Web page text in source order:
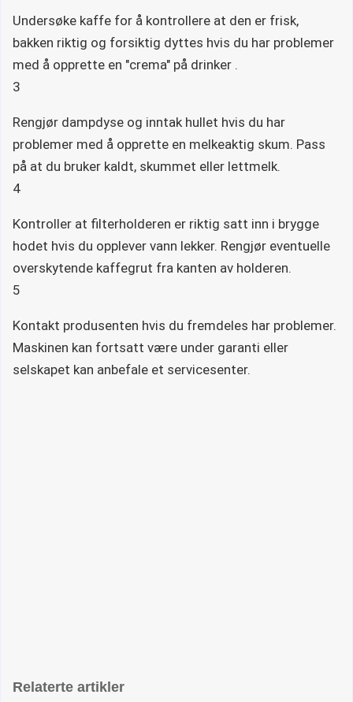
Undersøke kaffe for å kontrollere at den er frisk,
bakken riktig og forsiktig dyttes hvis du har problemer
med å opprette en "crema" på drinker .
3
Rengjør dampdyse og inntak hullet hvis du har
problemer med å opprette en melkeaktig skum. Pass
på at du bruker kaldt, skummet eller lettmelk.
4
Kontroller at filterholderen er riktig satt inn i brygge
hodet hvis du opplever vann lekker. Rengjør eventuelle
overskytende kaffegrut fra kanten av holderen.
5
Kontakt produsenten hvis du fremdeles har problemer.
Maskinen kan fortsatt være under garanti eller
selskapet kan anbefale et servicesenter.
Relaterte artikler